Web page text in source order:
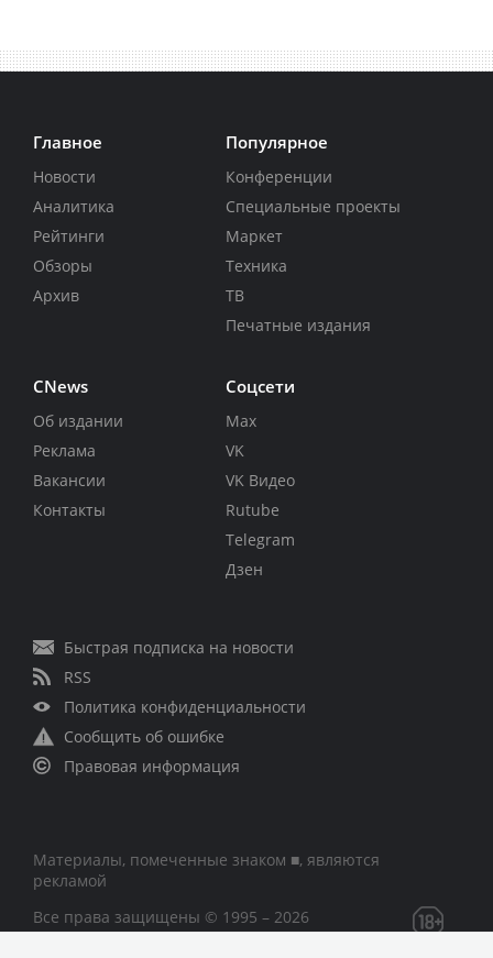
Главное
Новости
Аналитика
Рейтинги
Обзоры
Архив
Популярное
Конференции
Специальные проекты
Маркет
Техника
ТВ
Печатные издания
CNews
Об издании
Реклама
Вакансии
Контакты
Соцсети
Max
VK
VK Видео
Rutube
Telegram
Дзен
Быстрая подписка на новости
RSS
Политика конфиденциальности
Сообщить об ошибке
Правовая информация
Материалы, помеченные знаком ■, являются
рекламой
Все права защищены © 1995 – 2026